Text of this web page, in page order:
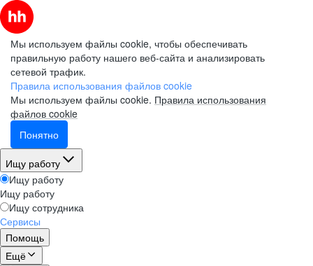
Мы используем файлы cookie, чтобы обеспечивать
правильную работу нашего веб-сайта и анализировать
сетевой трафик.
Правила использования файлов cookie
Мы используем файлы cookie. Правила использования
файлов cookie
Понятно
Ищу работу
Ищу работу
Ищу работу
Ищу сотрудника
Сервисы
Помощь
Ещё